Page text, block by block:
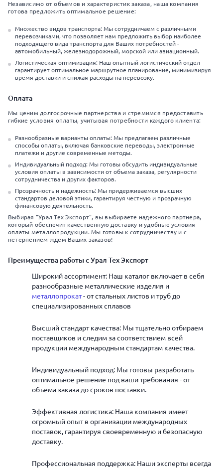
Независимо от объемов и характеристик заказа, наша компания
готова предложить оптимальное решение:
Множество видов транспорта: Мы сотрудничаем с различными
перевозчиками, что позволяет нам предложить выбор наиболее
подходящего вида транспорта для Ваших потребностей -
автомобильный, железнодорожный, морской или авиационный.
Логистическая оптимизация: Наш опытный логистический отдел
гарантирует оптимальное маршрутное планирование, минимизируя
время доставки и снижая расходы на перевозку.
Оплата
Мы ценим долгосрочные партнерства и стремимся предоставить
гибкие условия оплаты, учитывая потребности каждого клиента:
Разнообразные варианты оплаты: Мы предлагаем различные
способы оплаты, включая банковские переводы, электронные
платежи и другие современные методы.
Индивидуальный подход: Мы готовы обсудить индивидуальные
условия оплаты в зависимости от объема заказа, регулярности
сотрудничества и других факторов.
Прозрачность и надежность: Мы придерживаемся высших
стандартов деловой этики, гарантируя честную и прозрачную
финансовую деятельность.
Выбирая "Урал Тех Экспорт", вы выбираете надежного партнера,
который обеспечит качественную доставку и удобные условия
оплаты металлопродукции. Мы готовы к сотрудничеству и с
нетерпением ждем Ваших заказов!
Преимущества работы с Урал Тех Экспорт
Широкий ассортимент: Наш каталог включает в себя
разнообразные металлические изделия и
металлопрокат- от стальных листов и труб до
специализированных сплавов
Высший стандарт качества: Мы тщательно отбираем
поставщиков и следим за соответствием всей
продукции международным стандартам качества.
Индивидуальный подход: Мы готовы разработать
оптимальное решение под ваши требования - от
объема заказа до сроков поставки.
Эффективная логистика: Наша компания имеет
огромный опыт в организации международных
поставок, гарантируя своевременную и безопасную
доставку.
Профессиональная поддержка: Наши эксперты всегда